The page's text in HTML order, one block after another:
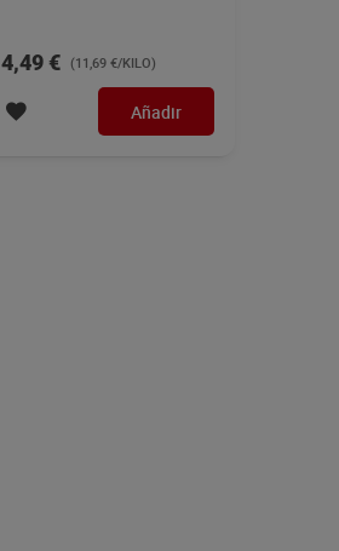
4,49 € (11,69 €/KILO)
Añadir